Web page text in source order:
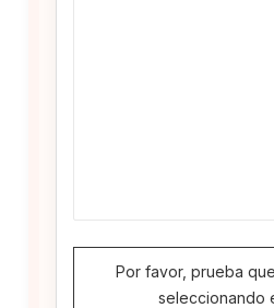
Por favor, prueba
seleccionando